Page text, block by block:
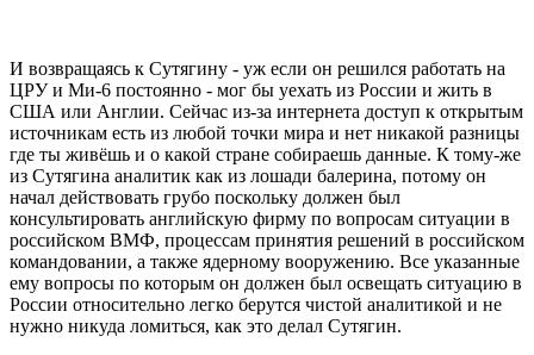
И возвращаясь к Сутягину - уж если он решился работать на
ЦРУ и Ми-6 постоянно - мог бы уехать из России и жить в
США или Англии. Сейчас из-за интернета доступ к открытым
источникам есть из любой точки мира и нет никакой разницы
где ты живёшь и о какой стране собираешь данные. К тому-же
из Сутягина аналитик как из лошади балерина, потому он
начал действовать грубо поскольку должен был
консультировать английскую фирму по вопросам ситуации в
российском ВМФ, процессам принятия решений в российском
командовании, а также ядерному вооружению. Все указанные
ему вопросы по которым он должен был освещать ситуацию в
России относительно легко берутся чистой аналитикой и не
нужно никуда ломиться, как это делал Сутягин.